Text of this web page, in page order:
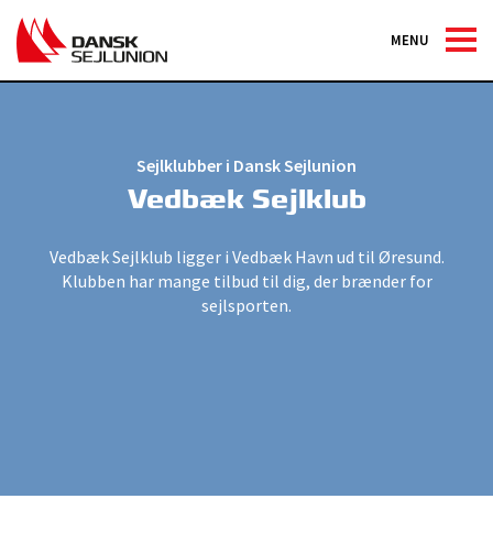
MENU
Sejlklubber i Dansk Sejlunion
Vedbæk Sejlklub
Vedbæk Sejlklub ligger i Vedbæk Havn ud til Øresund.
Klubben har mange tilbud til dig, der brænder for
sejlsporten.